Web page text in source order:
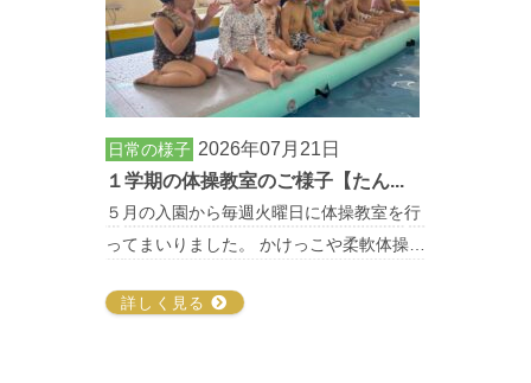
日常の様子 2026年07月21日
１学期の体操教室のご様子【たん...
５月の入園から毎週火曜日に体操教室を行
ってまいりました。 かけっこや柔軟体操…
詳しく見る